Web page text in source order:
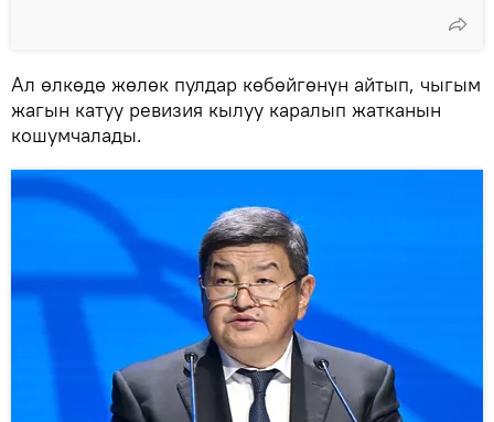
Ал өлкөдө жөлөк пулдар көбөйгөнүн айтып, чыгым
жагын катуу ревизия кылуу каралып жатканын
кошумчалады.